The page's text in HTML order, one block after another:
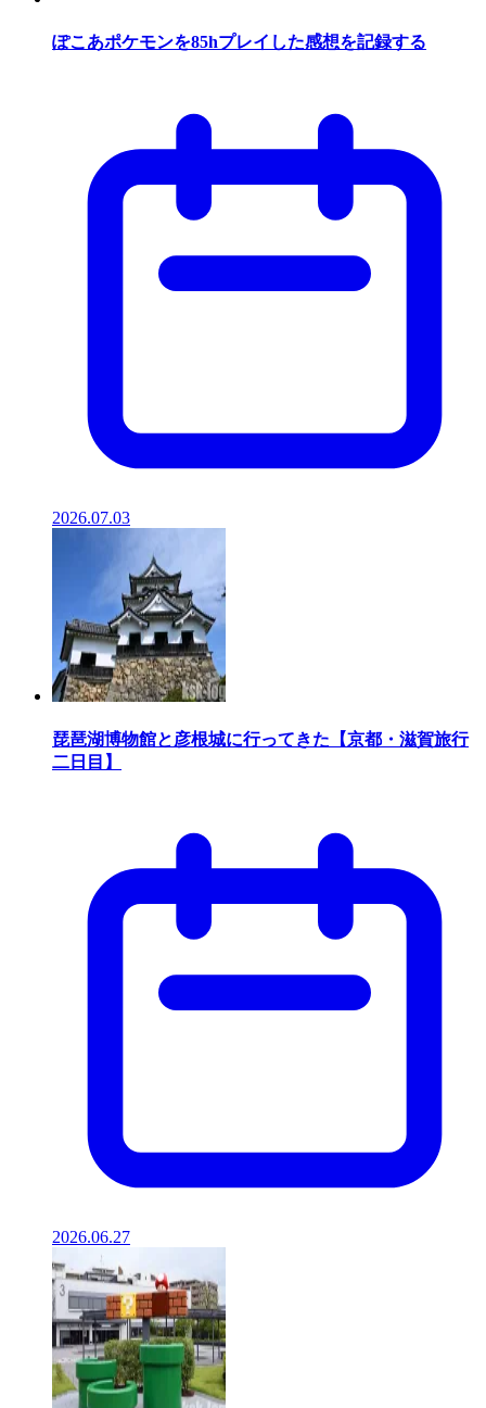
ぽこあポケモンを85hプレイした感想を記録する
2026.07.03
琵琶湖博物館と彦根城に行ってきた【京都・滋賀旅行
二日目】
2026.06.27